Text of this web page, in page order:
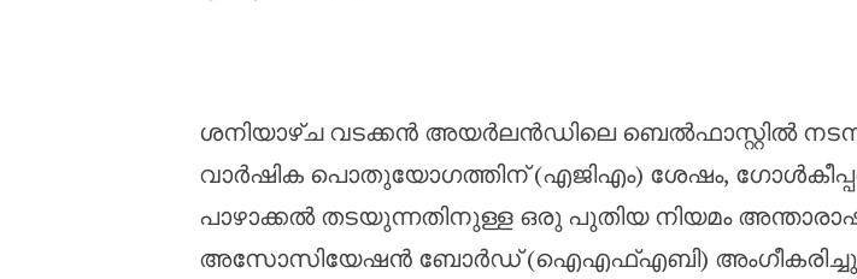
ഫുട്ബോളിൽ ഗോൾകീപ്പർ സമയം
ശനിയാഴ്ച വടക്കൻ അയർലൻഡിലെ ബെൽഫാസ്റ്റിൽ
വാർഷിക പൊതുയോഗത്തിന് (എജിഎം) ശേഷം,
പാഴാക്കൽ തടയുന്നതിനുള്ള ഒരു പുതിയ നിയമം
അസോസിയേഷൻ ബോർഡ് (ഐഎഫ്എബി) അംഗീകരിച്ചു.